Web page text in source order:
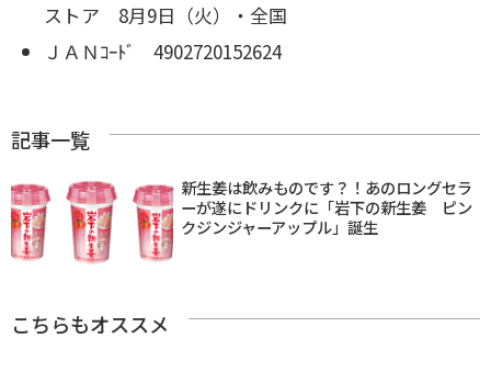
ストア 8月9日（火）・全国
ＪＡＮｺｰﾄﾞ 4902720152624
記事一覧
新生姜は飲みものです？！あのロングセラ
ーが遂にドリンクに「岩下の新生姜 ピン
クジンジャーアップル」誕生
こちらもオススメ